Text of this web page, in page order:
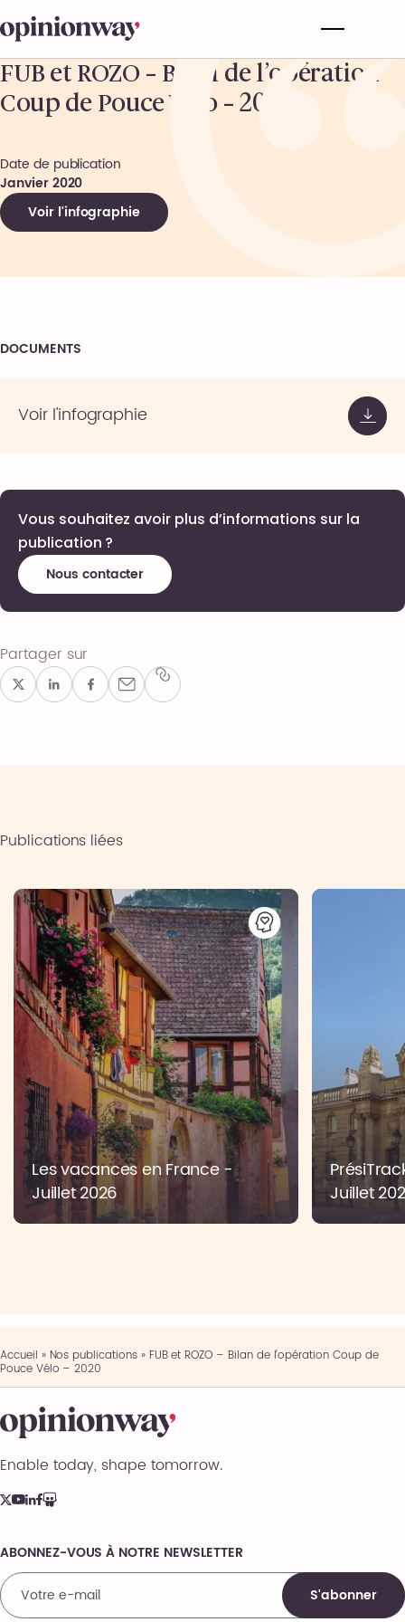
FUB et ROZO – Bilan de l’opération
Coup de Pouce Vélo – 2020
Date de publication
Janvier 2020
Voir l'infographie
DOCUMENTS
Voir l'infographie
Vous souhaitez avoir plus d’informations sur la
publication ?
Nous contacter
Partager sur
Publications liées
Les vacances en France -
Juillet 2026
Juillet
Accueil » Nos publications» FUB et ROZO – Bilan de l’opération Coup de
Pouce Vélo – 2020
Enable today, shape tomorrow.
Comments
ABONNEZ-VOUS À NOTRE NEWSLETTER
S'abonner